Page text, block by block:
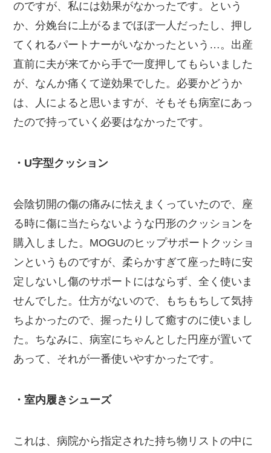
のですが、私には効果がなかったです。という
か、分娩台に上がるまでほぼ一人だったし、押し
てくれるパートナーがいなかったという…。出産
直前に夫が来てから手で一度押してもらいました
が、なんか痛くて逆効果でした。必要かどうか
は、人によると思いますが、そもそも病室にあっ
たので持っていく必要はなかったです。
・U字型クッション
会陰切開の傷の痛みに怯えまくっていたので、座
る時に傷に当たらないような円形のクッションを
購入しました。MOGUのヒップサポートクッショ
ンというものですが、柔らかすぎて座った時に安
定しないし傷のサポートにはならず、全く使いま
せんでした。仕方がないので、もちもちして気持
ちよかったので、握ったりして癒すのに使いまし
た。ちなみに、病室にちゃんとした円座が置いて
あって、それが一番使いやすかったです。
・室内履きシューズ
これは、病院から指定された持ち物リストの中に